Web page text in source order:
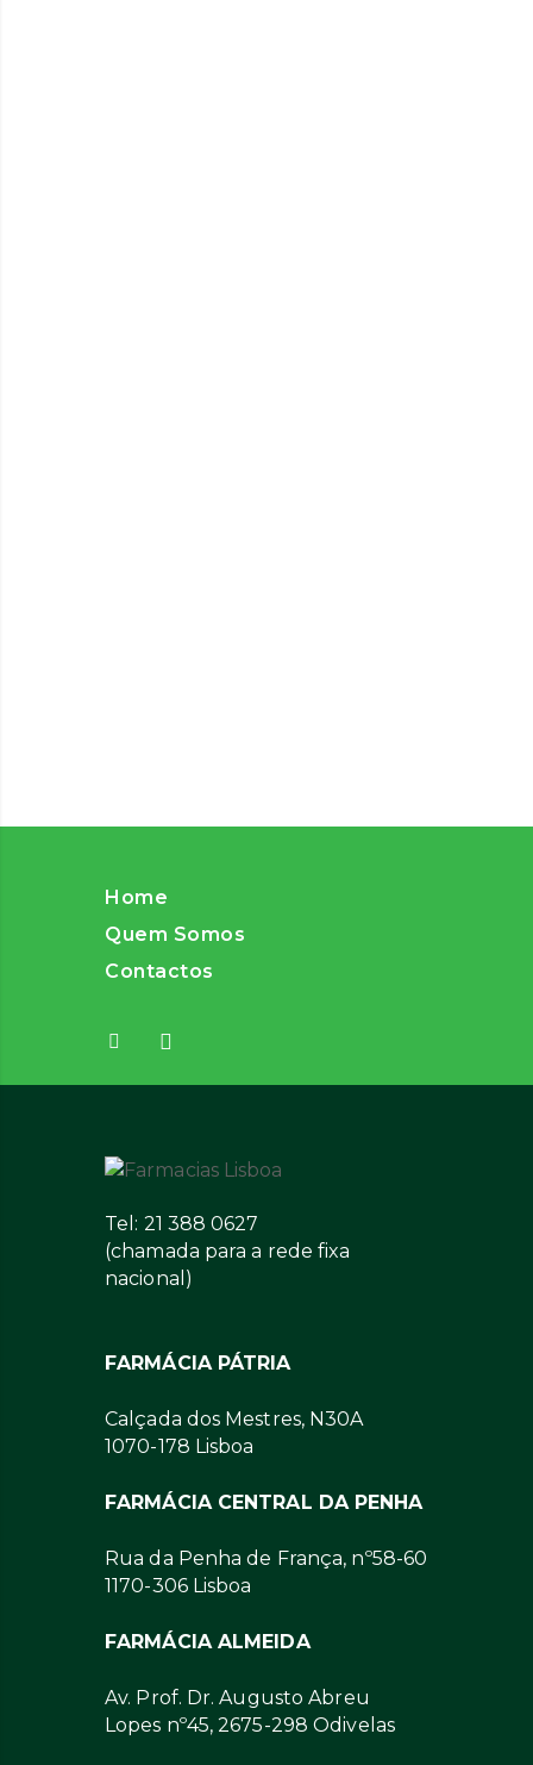
Home
Quem Somos
Contactos
Tel: 21 388 0627
(chamada para a rede fixa
nacional)
FARMÁCIA PÁTRIA
Calçada dos Mestres, N30A
1070-178 Lisboa
FARMÁCIA CENTRAL DA PENHA
Rua da Penha de França, nº58-60
1170-306 Lisboa
FARMÁCIA ALMEIDA
Av. Prof. Dr. Augusto Abreu
Lopes nº45, 2675-298 Odivelas